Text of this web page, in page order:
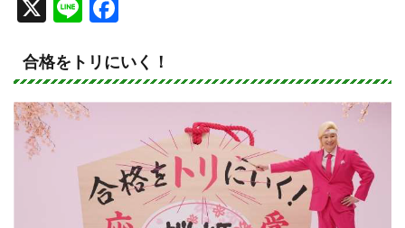
X
Li
e
c
e
o
o
k
合格をトリにいく！